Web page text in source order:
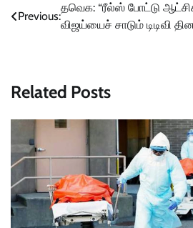
Post
navigation
Previous:
தவெக: “ரீல்ஸ் போட்டு
விஜய்யைச் சாடும் டிடிவி
Related Posts